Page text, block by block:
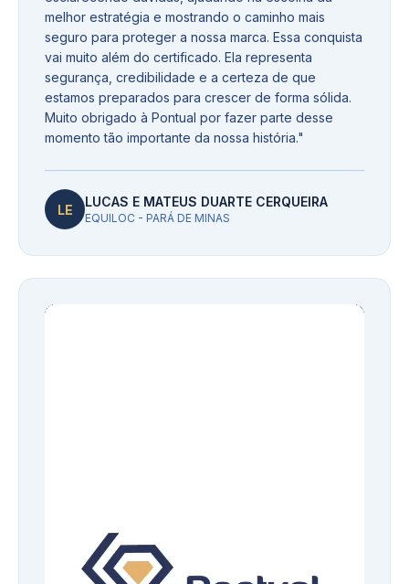
melhor estratégia e mostrando o caminho mais
seguro para proteger a nossa marca. Essa conquista
vai muito além do certificado. Ela representa
segurança, credibilidade e a certeza de que
estamos preparados para crescer de forma sólida.
Muito obrigado à Pontual por fazer parte desse
momento tão importante da nossa história."
LE LUCAS E MATEUS DUARTE CERQUEIRA
EQUILOC - PARÁ DE MINAS